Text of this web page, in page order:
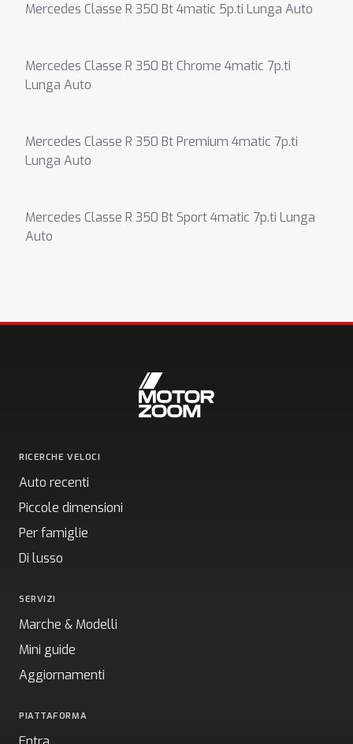
Mercedes Classe R 350 Bt 4matic 5p.ti Lunga Auto
Mercedes Classe R 350 Bt Chrome 4matic 7p.ti
Lunga Auto
Mercedes Classe R 350 Bt Premium 4matic 7p.ti
Lunga Auto
Mercedes Classe R 350 Bt Sport 4matic 7p.ti Lunga
Auto
RICERCHE VELOCI
Auto recenti
Piccole dimensioni
Per famiglie
Di lusso
SERVIZI
Marche & Modelli
Mini guide
Aggiornamenti
PIATTAFORMA